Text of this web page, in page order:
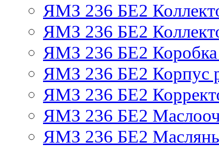
ЯМЗ 236 БЕ2
ЯМЗ 236 БЕ2
ЯМЗ 236 БЕ2 Коробка
ЯМЗ 236 БЕ2 Корпус
ЯМЗ 236 БЕ2
ЯМЗ 236 БЕ2
ЯМЗ 236 БЕ2